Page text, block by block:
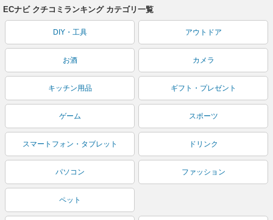
ECナビ クチコミランキング カテゴリ一覧
DIY・工具 アウトドア
お酒 カメラ
キッチン用品 ギフト・プレゼント
ゲーム スポーツ
スマートフォン・タブレット ドリンク
パソコン ファッション
ペット